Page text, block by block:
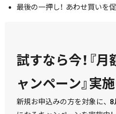
最後の一押し！ あわせ買いを
試すなら今！『
ャンペーン』実
新規お申込みの方を対象に、 8